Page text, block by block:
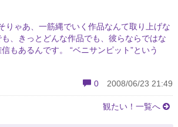
りゃあ、一筋縄でいく作品なんて取り上げな
、きっとどんな作品でも、彼らならではな
もあるんです。 “ベニサンピット”という
0 2008/06/23 21:49
観たい！一覧へ